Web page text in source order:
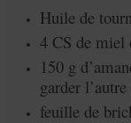
Huile de
4 CS de miel
150 g
garder
feuille de